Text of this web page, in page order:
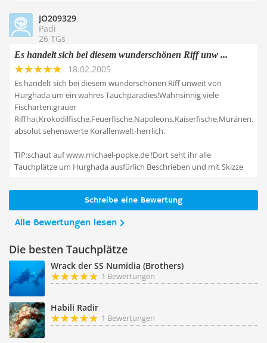
JO209329
Padi
26 TGs
Es handelt sich bei diesem wunderschönen Riff unw ...
18.02.2005
Es handelt sich bei diesem wunderschönen Riff unweit von
Hurghada um ein wahres Tauchparadies!Wahnsinnig viele
Fischarten:grauer
Riffhai,Krokodilfische,Feuerfische,Napoleons,Kaiserfische,Muränen...
absolut sehenswerte Korallenwelt-herrlich.
TIP:schaut auf www.michael-popke.de !Dort seht ihr alle
Tauchplätze um Hurghada ausfürlich Beschrieben und mit Skizze
Schreibe eine Bewertung
Alle Bewertungen lesen
Die besten Tauchplätze
Wrack der SS Numidia (Brothers)
1 Bewertungen
Habili Radir
1 Bewertungen